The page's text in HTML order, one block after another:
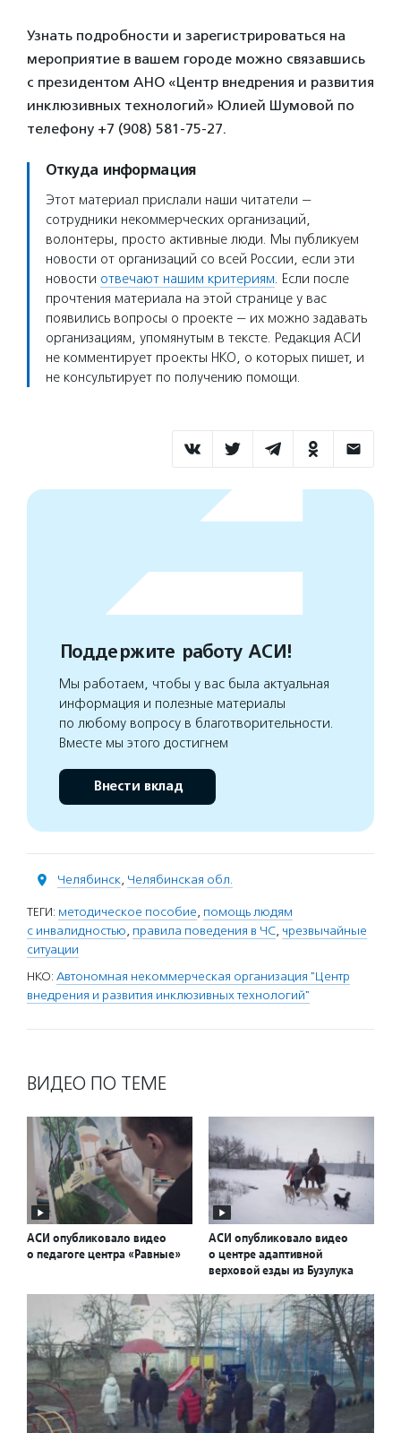
Узнать подробности и зарегистрироваться на
мероприятие в вашем городе можно связавшись
с президентом АНО «Центр внедрения и развития
инклюзивных технологий» Юлией Шумовой по
телефону +7 (908) 581-75-27.
Откуда информация
Этот материал прислали наши читатели —
сотрудники некоммерческих организаций,
волонтеры, просто активные люди. Мы публикуем
новости от организаций со всей России, если эти
новости отвечают нашим критериям. Если после
прочтения материала на этой странице у вас
появились вопросы о проекте — их можно задавать
организациям, упомянутым в тексте. Редакция АСИ
не комментирует проекты НКО, о которых пишет, и
не консультирует по получению помощи.
Поддержите работу АСИ!
Мы работаем, чтобы у вас была актуальная
информация и полезные материалы
по любому вопросу в благотворительности.
Вместе мы этого достигнем
Внести вклад
Челябинск, Челябинская обл.
ТЕГИ: методическое пособие, помощь людям
с инвалидностью, правила поведения в ЧС, чрезвычайные
ситуации
НКО: Автономная некоммерческая организация "Центр
внедрения и развития инклюзивных технологий"
ВИДЕО ПО ТЕМЕ
АСИ опубликовало видео
о педагоге центра «Равные»
АСИ опубликовало видео
о центре адаптивной
верховой езды из Бузулука